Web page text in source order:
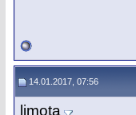
14.01.2017, 07:56
limota